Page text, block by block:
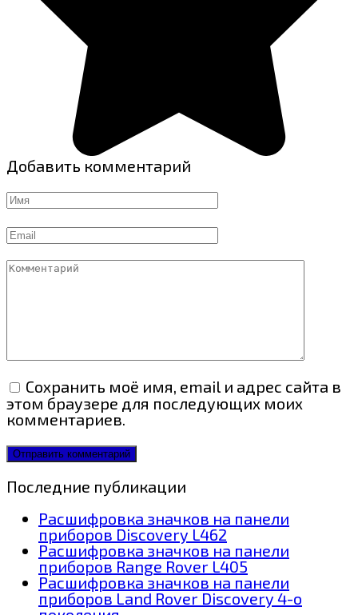
Добавить комментарий
Имя
Email
Комментарий
Сохранить моё имя, email и адрес сайта в
этом браузере для последующих моих
комментариев.
Последние публикации
Расшифровка значков на панели
приборов Discovery L462
Расшифровка значков на панели
приборов Range Rover L405
Расшифровка значков на панели
приборов Land Rover Discovery 4-о